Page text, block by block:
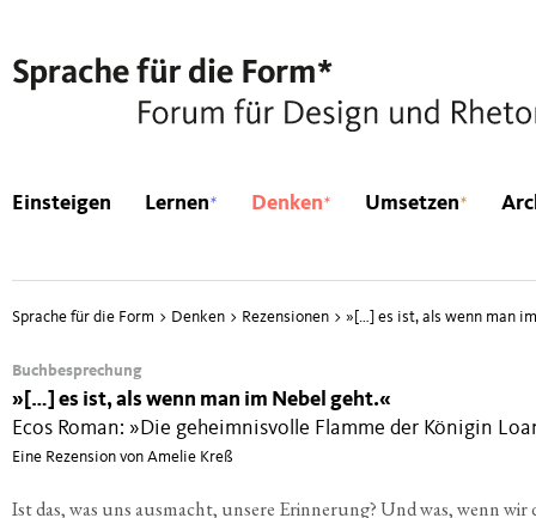
Einsteigen Lernen* Denken* Umsetzen*
Sprache für die Form > Denken > Rezensionen > » […] es ist, als wenn man
Buchbesprechung
» […] es ist, als wenn man im Nebel geht.«
Ecos Roman: »Die geheimnisvolle Flamme der Königin
Eine Rezension von Amelie Kreß
Ist das, was uns aus­macht, unse­re Erin­ne­rung? Und was, wenn wir